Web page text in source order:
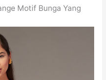
Motif Bunga Yang